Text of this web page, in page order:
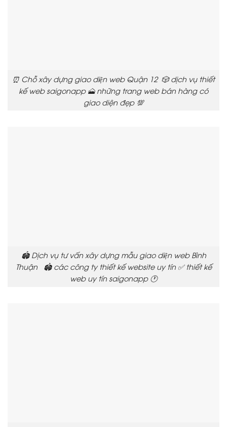
⏰ Chỗ xây dựng giao diện web Quận 12 🎲 dịch vụ thiết
kế web saigonapp 🗻 những trang web bán hàng có
giao diện đẹp 💯
🏟️ Dịch vụ tư vấn xây dựng mẫu giao diện web Bình
Thuận 🏟️ các công ty thiết kế website uy tín ✅ thiết kế
web uy tín saigonapp 🕐